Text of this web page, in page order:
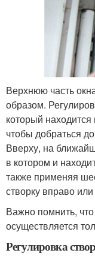
Верхнюю часть
образом.
который
чтобы добраться
Вверху, на
в котором и
также применяя
створку вправо
Важно помнить,
осуществляется
Регулировка